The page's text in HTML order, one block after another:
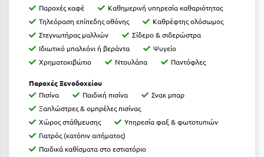
Κάλαμος
Καλαμπάκα
Κάλυμνος
Καρδάμαινα
Καρδαμύλη
Καρδίτσα
Παροχές καφέ
Καθημερινή υπηρεσία καθαριότητας
Τηλεόραση επίπεδης οθόνης
Καθρέφτης ολόσωμος
Στεγνωτήρας μαλλιών
Σίδερο & σιδερώστρα
Ιδιωτικό μπαλκόνι ή βεράντα
Ψυγείο
Χρηματοκιβώτιο
Ντουλάπα Παντόφλες
Παροχές Ξενοδοχείου
Πισίνα
Παιδική πισίνα
Σνακ μπαρ
Ξαπλώστρες & ομπρέλες πισίνας
Χώρος στάθμευσης
Υπηρεσία φαξ & φωτοτυπιών
Γιατρός (κατόπιν αιτήματος)
Παιδικά καθίσματα στο εστιατόριο